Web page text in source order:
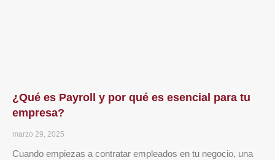
¿Qué es Payroll y por qué es esencial para tu
empresa?
marzo 29, 2025
Cuando empiezas a contratar empleados en tu negocio, una